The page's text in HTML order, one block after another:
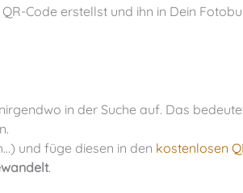
in der Suche auf. Das
und füge diesen in den kostenlosen
.